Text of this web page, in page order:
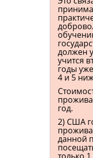
должен
учится
годы
4 и 5
год.
2) США
данной